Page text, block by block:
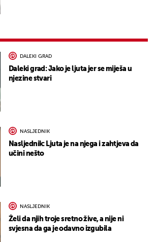
DALEKI GRAD
Daleki grad: Jako je ljuta jer se miješa u
njezine stvari
NASLJEDNIK
Nasljednik: Ljuta je na njega i zahtjeva da
učini nešto
NASLJEDNIK
Želi da njih troje sretno žive, a nije ni
svjesna da ga je odavno izgubila